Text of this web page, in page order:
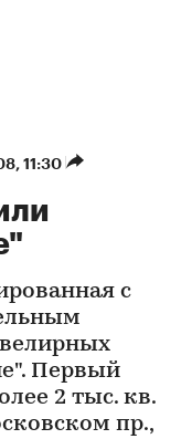
11:30
с
Первый
2 тыс. кв.
пр.,